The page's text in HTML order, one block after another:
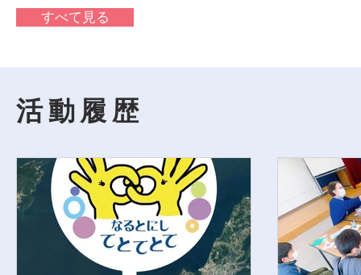
すべて見る
活動履歴